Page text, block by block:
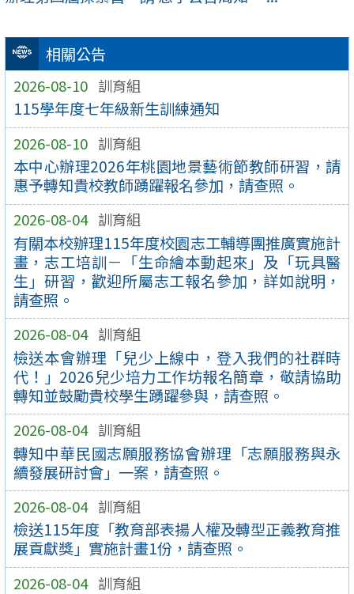
相關公告
2026-08-10 訓育組
115學年度七年級新生訓練通知
2026-08-10 訓育組
本中心辦理2026年桃園地景藝術節教師研習，請
惠予轉知貴校教師踴躍報名參加，請查照。
2026-08-04 訓育組
有關本校辦理115年度校園志工輔導團推廣實施計
畫，志工培訓－「生命繪本動起來」及「玩具醫
生」研習，歡迎所屬志工報名參加，詳如說明，
請查照。
2026-08-04 訓育組
檢送本會辦理「兒少上線中，登入我們的社群時
代！」2026兒少培力工作坊報名簡章，敬請協助
轉知並鼓勵貴校學生踴躍參與，請查照。
2026-08-04 訓育組
轉知中華民國志願服務協會辦理「志願服務與永
續發展研討會」一案，請查照。
2026-08-04 訓育組
檢送115年度「教育部表揚人權及轉型正義教育推
展貢獻獎」實施計畫1份，請查照。
2026-08-04 訓育組